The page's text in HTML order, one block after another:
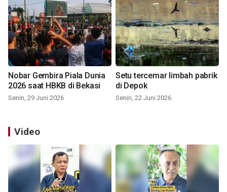
Nobar Gembira Piala Dunia
2026 saat HBKB di Bekasi
Senin, 29 Juni 2026
Setu tercemar limbah pabrik
di Depok
Senin, 22 Juni 2026
Video